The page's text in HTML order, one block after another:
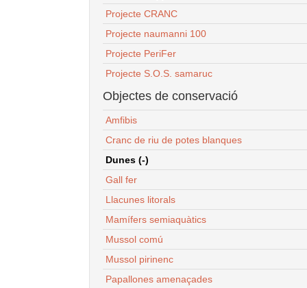
Projecte CRANC
Projecte naumanni 100
Projecte PeriFer
Projecte S.O.S. samaruc
Objectes de conservació
Amfibis
Cranc de riu de potes blanques
Dunes (-)
Gall fer
Llacunes litorals
Mamífers semiaquàtics
Mussol comú
Mussol pirinenc
Papallones amenaçades